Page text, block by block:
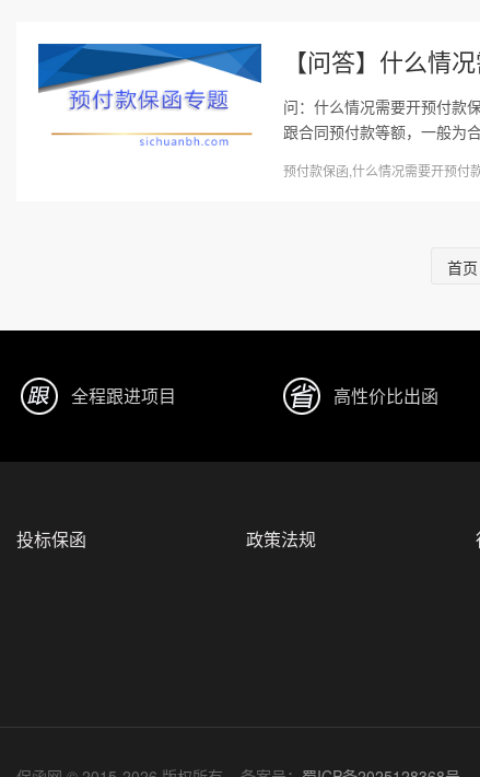
【问答】什么情
问：什么情况需要开预付款
跟合同预付款等额，一般为
预付款保函,什么情况需要开预付
首页
全程跟进项目 高性价比出函
投标保函 政策法规